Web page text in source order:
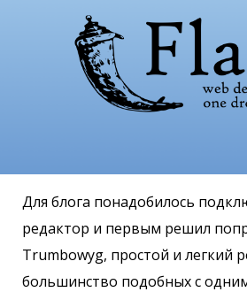
Для блога понадобилось
редактор и первым решил
Trumbowyg, простой и легкий
большинство подобных с